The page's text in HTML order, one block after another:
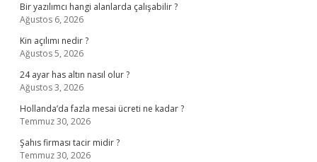
Bir yazılımcı hangi alanlarda çalışabilir ?
Ağustos 6, 2026
Kin açılımı nedir ?
Ağustos 5, 2026
24 ayar has altın nasıl olur ?
Ağustos 3, 2026
Hollanda’da fazla mesai ücreti ne kadar ?
Temmuz 30, 2026
Şahıs firması tacir midir ?
Temmuz 30, 2026